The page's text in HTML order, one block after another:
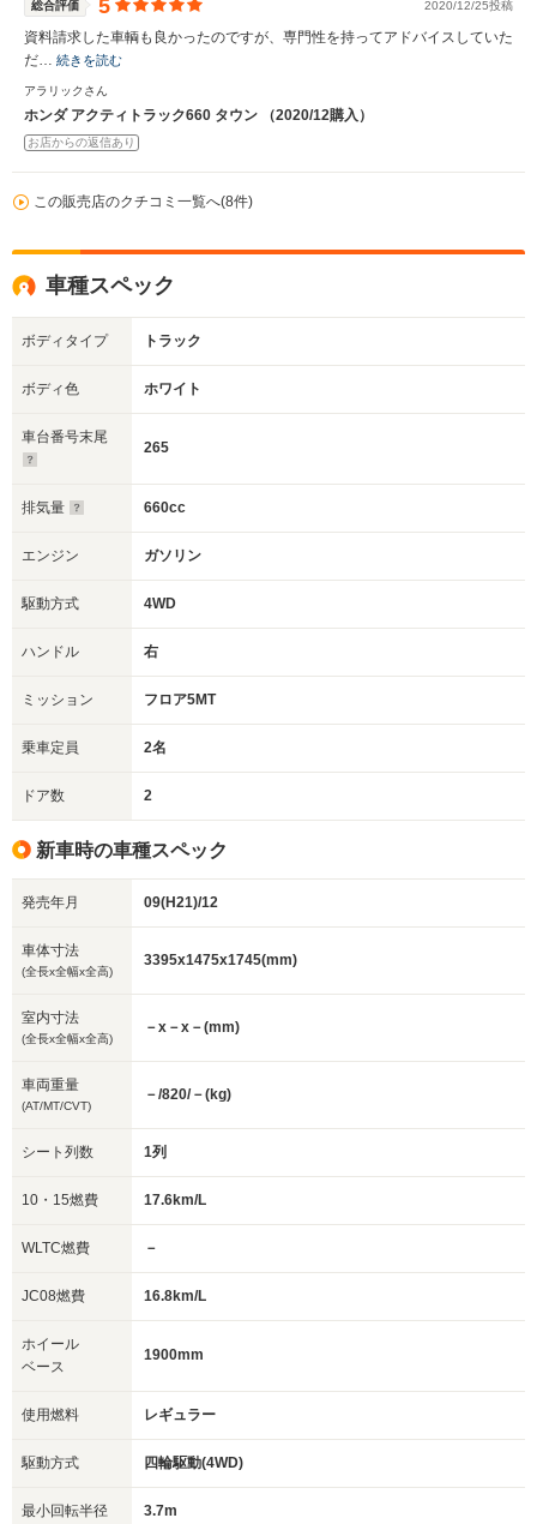
総合評価 5 2020/12/25投稿
資料請求した車輌も良かったのですが、専門性を持ってアドバイスしていた
だ… 続きを読む
アラリックさん
ホンダ アクティトラック660 タウン （2020/12購入）
お店からの返信あり
この販売店のクチコミ一覧へ(8件)
車種スペック
ボディタイプ トラック
ボディ色 ホワイト
車台番号末尾
265
排気量 660cc
エンジン ガソリン
駆動方式 4WD
ハンドル 右
ミッション フロア5MT
乗車定員 2名
ドア数 2
新車時の車種スペック
発売年月 09(H21)/12
車体寸法
(全長x全幅x全高)
3395x1475x1745(mm)
室内寸法
(全長x全幅x全高)
－x－x－(mm)
車両重量
(AT/MT/CVT)
－/820/－(kg)
シート列数 1列
10・15燃費 17.6km/L
WLTC燃費 －
JC08燃費 16.8km/L
ホイール
ベース
1900mm
使用燃料 レギュラー
駆動方式 四輪駆動(4WD)
最小回転半径 3.7m